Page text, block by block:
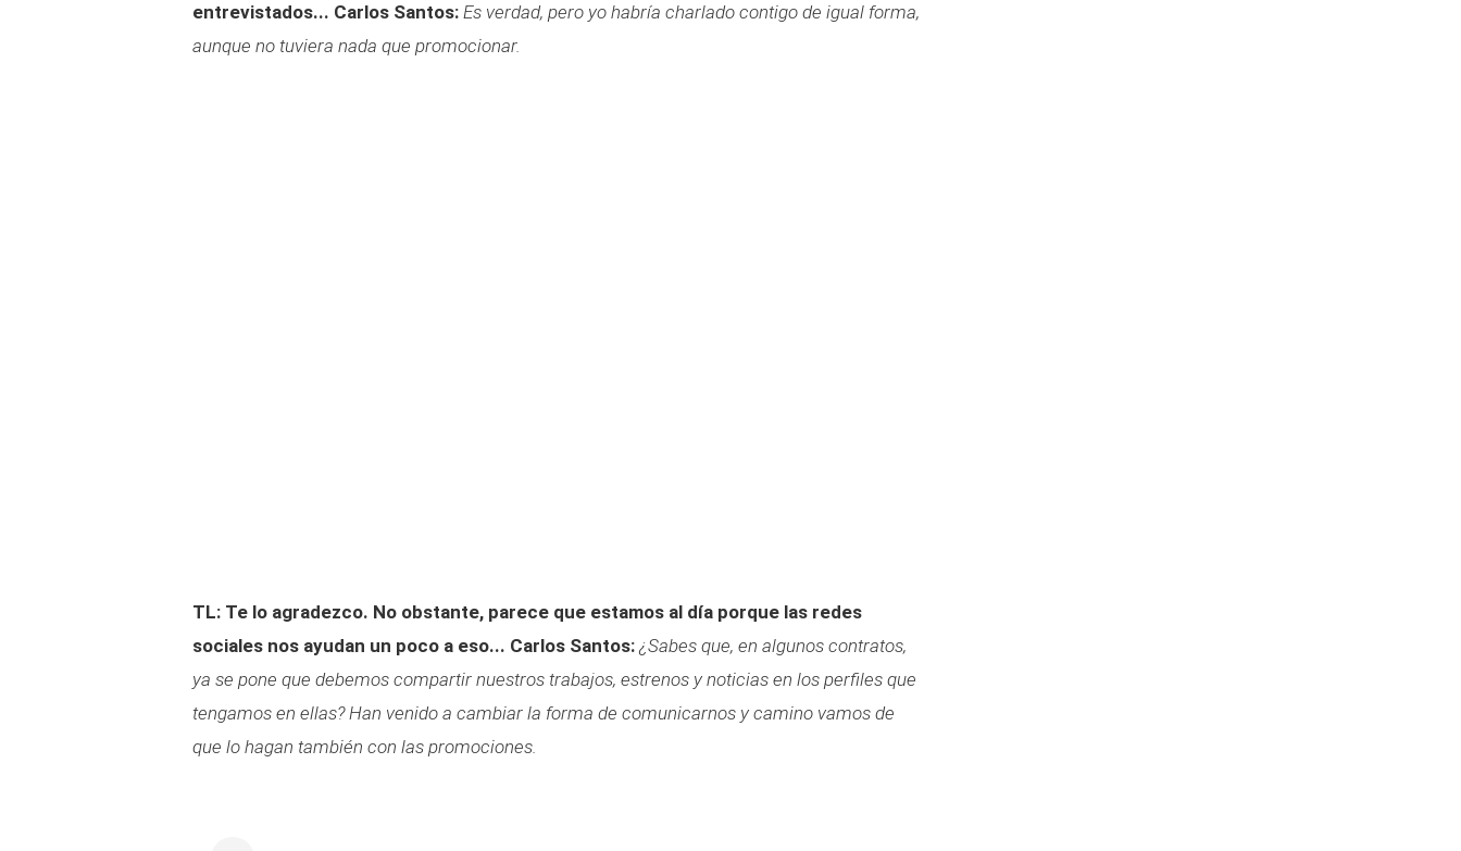
entrevistados... Carlos Santos: Es verdad, pero yo habría charlado contigo de igual forma,
aunque no tuviera nada que promocionar.
TL: Te lo agradezco. No obstante, parece que estamos al día porque las redes
sociales nos ayudan un poco a eso... Carlos Santos: ¿Sabes que, en algunos contratos,
ya se pone que debemos compartir nuestros trabajos, estrenos y noticias en los perfiles que
tengamos en ellas? Han venido a cambiar la forma de comunicarnos y camino vamos de
que lo hagan también con las promociones.